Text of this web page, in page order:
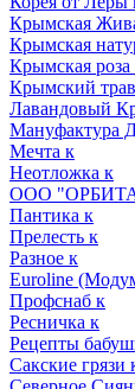
Крымская
Крымская
Крымская роза
Крымский
Лавандовый
Мануфактура
Мечта к
Неотложка к
ООО
Пантика к
Прелесть к
Разное к
Euroline
Профснаб к
Ресничка к
Рецепты
Сакские грязи